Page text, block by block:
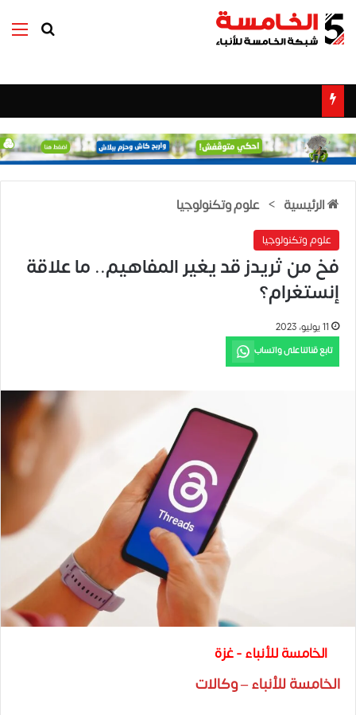
بحث عن
الرئيسية > علوم وتكنولوجيا
علوم وتكنولوجيا
فخ من ثريدز قد يغير المفاهيم.. ما علاقة
إنستغرام؟
11 يوليو، 2023
تابع قناتنا على واتساب
الخامسة للأنباء - غزة
الخامسة للأنباء – وكالات